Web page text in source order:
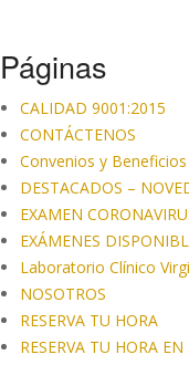
Páginas
CALIDAD 9001:2015
CONTÁCTENOS
Convenios y
DESTACADOS –
EXAMEN
EXÁMENES
Laboratorio Clínico
NOSOTROS
RESERVA TU HORA
RESERVA TU HORA